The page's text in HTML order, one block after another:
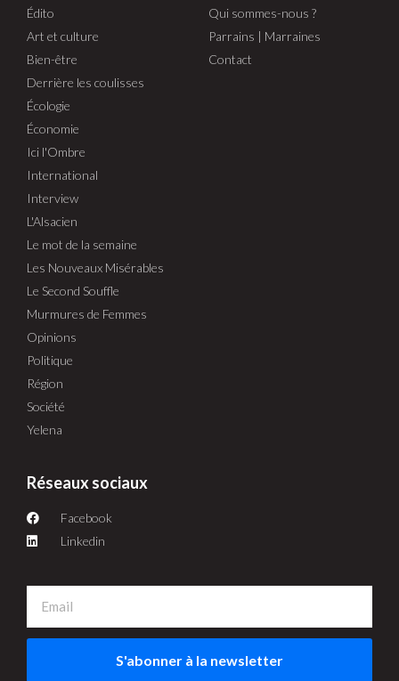
Édito
Art et culture
Bien-être
Derrière les coulisses
Écologie
Économie
Ici l'Ombre
International
Interview
L'Alsacien
Le mot de la semaine
Les Nouveaux Misérables
Le Second Souffle
Murmures de Femmes
Opinions
Politique
Région
Société
Yelena
Qui sommes-nous ?
Parrains | Marraines
Contact
Réseaux sociaux
Facebook
Linkedin
S'abonner à la newsletter